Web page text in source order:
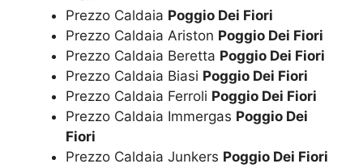
Prezzo Caldaia Poggio Dei Fiori
Prezzo Caldaia Ariston Poggio Dei Fiori
Prezzo Caldaia Beretta Poggio Dei Fiori
Prezzo Caldaia Biasi Poggio Dei Fiori
Prezzo Caldaia Ferroli Poggio Dei Fiori
Prezzo Caldaia Immergas Poggio Dei
Fiori
Prezzo Caldaia Junkers Poggio Dei Fiori